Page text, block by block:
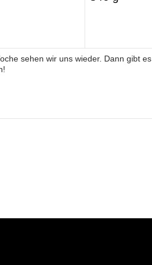
sehen wir uns wieder. Dann gibt es